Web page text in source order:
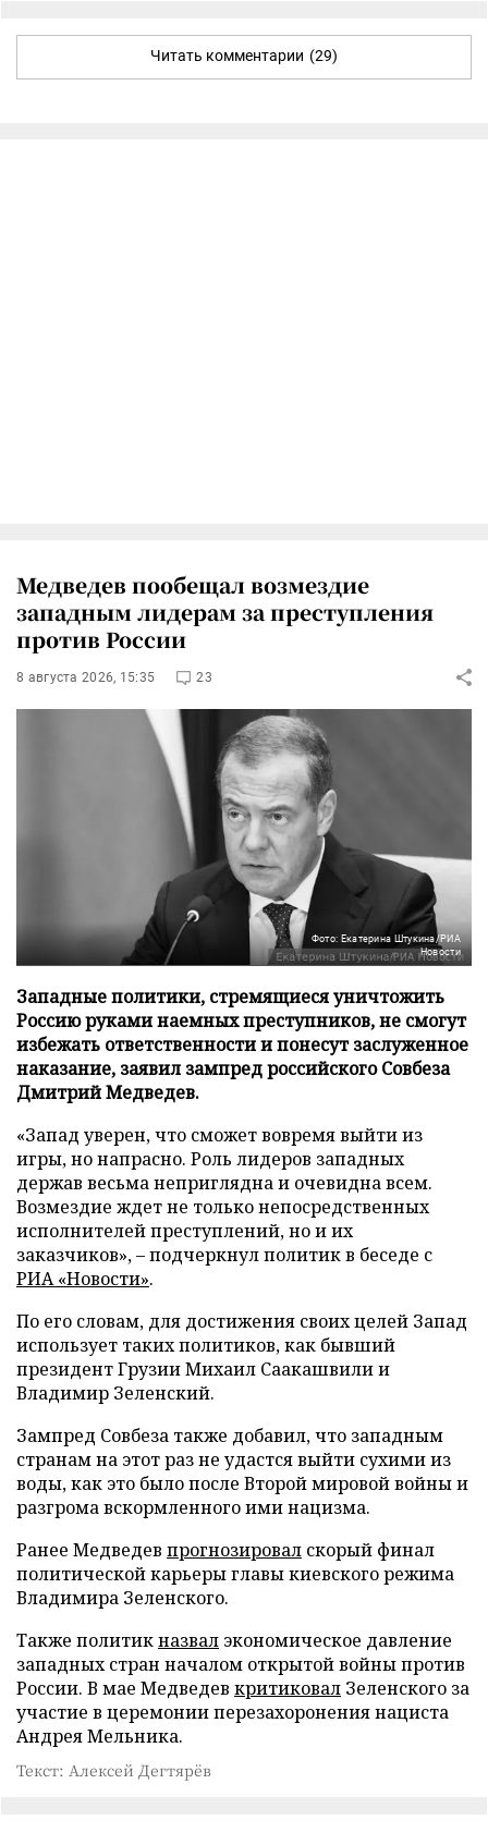
Читать комментарии (29)
Медведев пообещал возмездие
западным лидерам за преступления
против России
8 августа 2026, 15:35 23
Фото: Екатерина Штукина/РИА
Новости
Западные политики, стремящиеся уничтожить
Россию руками наемных преступников, не смогут
избежать ответственности и понесут заслуженное
наказание, заявил зампред российского Совбеза
Дмитрий Медведев.
«Запад уверен, что сможет вовремя выйти из
игры, но напрасно. Роль лидеров западных
держав весьма неприглядна и очевидна всем.
Возмездие ждет не только непосредственных
исполнителей преступлений, но и их
заказчиков», – подчеркнул политик в беседе с
РИА «Новости».
По его словам, для достижения своих целей Запад
использует таких политиков, как бывший
президент Грузии Михаил Саакашвили и
Владимир Зеленский.
Зампред Совбеза также добавил, что западным
странам на этот раз не удастся выйти сухими из
воды, как это было после Второй мировой войны и
разгрома вскормленного ими нацизма.
Ранее Медведев прогнозировал скорый финал
политической карьеры главы киевского режима
Владимира Зеленского.
Также политикназвал экономическое давление
западных стран началом открытой войны против
России. В мае Медведев критиковал Зеленского за
участие в церемонии перезахоронения нациста
Андрея Мельника.
Текст: Алексей Дегтярёв